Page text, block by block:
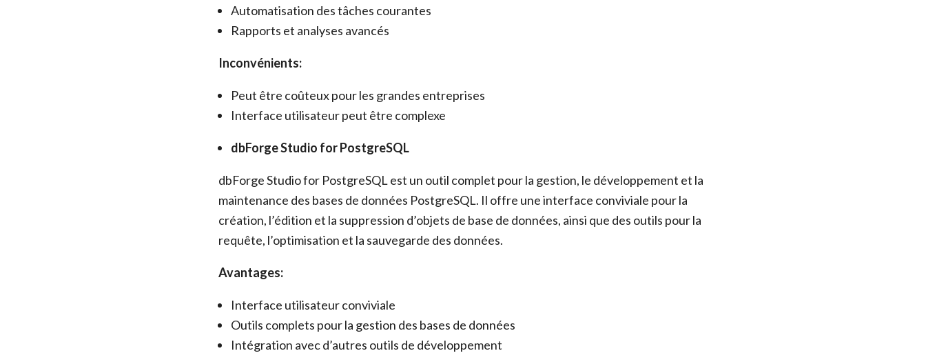
Automatisation des tâches courantes
Rapports et analyses avancés
Inconvénients:
Peut être coûteux pour les grandes entreprises
Interface utilisateur peut être complexe
dbForge Studio for PostgreSQL
dbForge Studio for PostgreSQL est un outil complet pour la gestion, le développement et la
maintenance des bases de données PostgreSQL. Il offre une interface conviviale pour la
création, l’édition et la suppression d’objets de base de données, ainsi que des outils pour la
requête, l’optimisation et la sauvegarde des données.
Avantages:
Interface utilisateur conviviale
Outils complets pour la gestion des bases de données
Intégration avec d’autres outils de développement